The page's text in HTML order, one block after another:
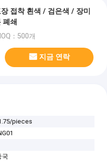
접착 흰색 / 검은색 / 장미
폐쇄
：500개
지금 연락
pieces
국